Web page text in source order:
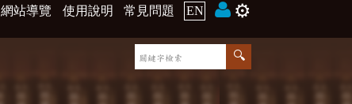
網站導覽 使用說明 常見問題 EN ⚙️